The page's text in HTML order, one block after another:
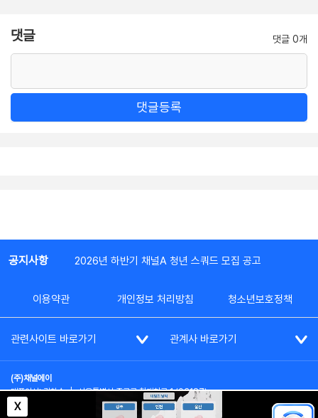
댓글 댓글 0개
댓글등록
X
공지사항 2026년 하반기 채널A 청년 스쿼드 모집 공고
이용약관 개인정보 처리방침 청소년보호정책
관련사이트 바로가기 관계사 바로가기
(주)채널에이
대표이사: 김차수 | 서울특별시 종로구 청계천로 1 (03187)
부가통신사업신고: 022357호 | 사업자등록번호: 101-86-62787